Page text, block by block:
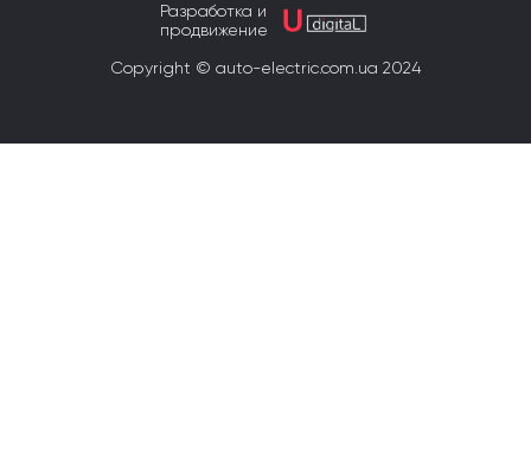
Разработка и
продвижение
Copyright © auto-electric.com.ua 2024